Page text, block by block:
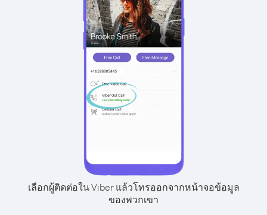
เลือกผู้ติดต่อใน Viber แล้วโทรออกจากหน้าจอข้อมูล
ของพวกเขา